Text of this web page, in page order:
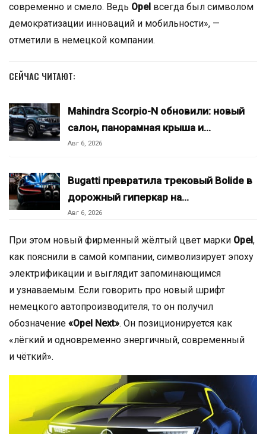
современно и смело. Ведь Opel всегда был символом
демократизации инноваций и мобильности», —
отметили в немецкой компании.
СЕЙЧАС ЧИТАЮТ:
Mahindra Scorpio-N обновили: новый
салон, панорамная крыша и…
Авг 6, 2026
Bugatti превратила трековый Bolide в
дорожный гиперкар на…
Авг 6, 2026
При этом новый фирменный жёлтый цвет марки Opel,
как пояснили в самой компании, символизирует эпоху
электрификации и выглядит запоминающимся
и узнаваемым. Если говорить про новый шрифт
немецкого автопроизводителя, то он получил
обозначение «Opel Next». Он позиционируется как
«лёгкий и одновременно энергичный, современный
и чёткий».